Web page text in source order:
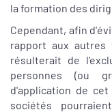
la formation des
Cependant, afin
rapport aux autres
résulterait de
personnes (ou
d'application de
sociétés